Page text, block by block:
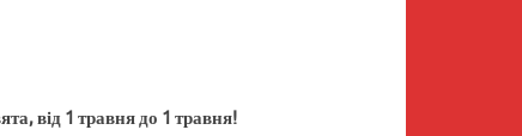
від 1 травня до 1 травня!